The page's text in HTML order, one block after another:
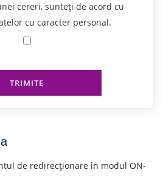
cereri, sunteți de acord cu
cu caracter personal.
TRIMITE
de redirecționare în modul ON-